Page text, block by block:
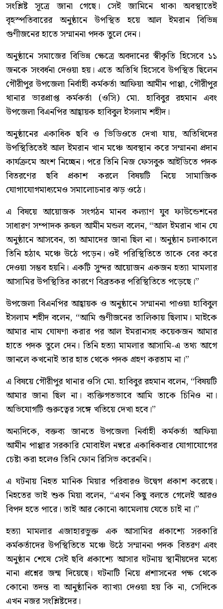
সংশ্লিষ্ট সূত্রে জানা গেছে। সেই জামিনে থাকা অবস্থাতেই
বৃহস্পতিবারের অনুষ্ঠানে উপস্থিত হয়ে আল ইমরান বিভিন্ন
গুণীজনের হাতে সম্মাননা পদক তুলে দেন।
অনুষ্ঠানে সমাজের বিভিন্ন ক্ষেত্রে অবদানের স্বীকৃতি হিসেবে ১১
জনকে সংবর্ধনা দেওয়া হয়। এতে অতিথি হিসেবে উপস্থিত ছিলেন
গৌরীপুর উপজেলা নির্বাহী কর্মকর্তা আফিয়া আমীন পাপ্পা, গৌরীপুর
থানার ভারপ্রাপ্ত কর্মকর্তা (ওসি) মো. হাবিবুর রহমান এবং
উপজেলা বিএনপির আহ্বায়ক হাবিবুল ইসলাম শহীদ।
অনুষ্ঠানের একাধিক ছবি ও ভিডিওতে দেখা যায়, অতিথিদের
উপস্থিতিতেই আল ইমরান খান মঞ্চে অবস্থান করে সম্মাননা প্রদান
কার্যক্রমে অংশ নিচ্ছেন। পরে তিনি নিজ ফেসবুক আইডিতে পদক
বিতরণের ছবি প্রকাশ করলে বিষয়টি নিয়ে সামাজিক
যোগাযোগমাধ্যমেও সমালোচনার ঝড় ওঠে।
এ বিষয়ে আয়োজক সংগঠন মানব কল্যাণ যুব ফাউন্ডেশনের
সাধারণ সম্পাদক রুহুল আমীন মন্ডল বলেন, “আল ইমরান খান যে
অনুষ্ঠানে আসবেন, তা আমাদের জানা ছিল না। অনুষ্ঠান চলাকালে
তিনি হঠাৎ মঞ্চে উঠে পড়েন। ওই পরিস্থিতিতে তাকে বের করে
দেওয়া সম্ভব হয়নি। একটি সুন্দর আয়োজন একজন হত্যা মামলার
আসামির উপস্থিতির কারণে বিব্রতকর পরিস্থিতিতে পড়েছে।”
উপজেলা বিএনপির আহ্বায়ক ও অনুষ্ঠানে সম্মাননা পাওয়া হাবিবুল
ইসলাম শহীদ বলেন, “আমি গুণীজনের তালিকায় ছিলাম। মাইকে
আমার নাম ঘোষণা করার পর আল ইমরানসহ কয়েকজন আমার
হাতে পদক তুলে দেন। তিনি হত্যা মামলার আসামি-এ তথ্য আগে
জানলে কখনোই তার হাত থেকে পদক গ্রহণ করতাম না।”
এ বিষয়ে গৌরীপুর থানার ওসি মো. হাবিবুর রহমান বলেন, “বিষয়টি
আমার জানা ছিল না। ব্যক্তিগতভাবে আমি তাকে চিনিও না।
অভিযোগটি গুরুত্বের সঙ্গে খতিয়ে দেখা হবে।”
অন্যদিকে, বক্তব্য জানতে উপজেলা নির্বাহী কর্মকর্তা আফিয়া
আমীন পাপ্পার সরকারি মোবাইল নম্বরে একাধিকবার যোগাযোগের
চেষ্টা করা হলেও তিনি ফোন রিসিভ করেননি।
এ ঘটনায় নিহত মানিক মিয়ার পরিবারও উদ্বেগ প্রকাশ করেছে।
নিহতের ভাই শুক মিয়া বলেন, “এখন কিছু বলতে গেলেই আরও
বিপদ হতে পারে। তাই আর কোনো ঝামেলায় যেতে চাই না।”
হত্যা মামলার এজাহারভুক্ত এক আসামির প্রকাশ্যে সরকারি
কর্মকর্তাদের উপস্থিতিতে মঞ্চে উঠে সম্মাননা পদক বিতরণ এবং
অনুষ্ঠান শেষে সেই ছবি প্রকাশ্যে আসার ঘটনায় স্থানীয়দের মধ্যে
নানা প্রশ্নের জন্ম দিয়েছে। ঘটনাটি নিয়ে প্রশাসনের পক্ষ থেকে
কোনো তদন্ত বা আনুষ্ঠানিক ব্যাখ্যা দেওয়া হয় কি না, সেদিকে
এখন নজর সংশ্লিষ্টদের।